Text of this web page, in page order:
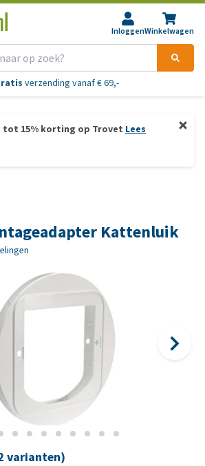
InloggenWinkelwagen
verzending vanaf € 69,-
tot 15% korting op Trovet Lees
Kattenluik
varianten)